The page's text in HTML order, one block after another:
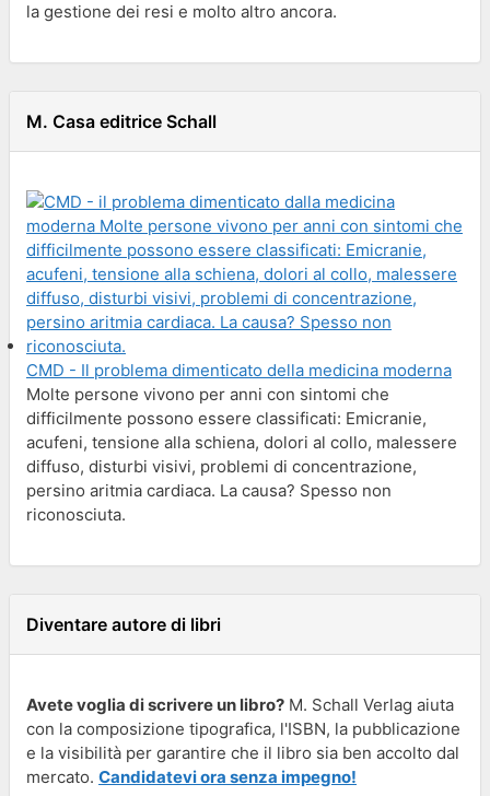
la gestione dei resi e molto altro ancora.
M. Casa editrice Schall
CMD - Il problema dimenticato della medicina moderna
Molte persone vivono per anni con sintomi che
difficilmente possono essere classificati: Emicranie,
acufeni, tensione alla schiena, dolori al collo, malessere
diffuso, disturbi visivi, problemi di concentrazione,
persino aritmia cardiaca. La causa? Spesso non
riconosciuta.
Diventare autore di libri
Avete voglia di scrivere un libro? M. Schall Verlag aiuta
con la composizione tipografica, l'ISBN, la pubblicazione
e la visibilità per garantire che il libro sia ben accolto dal
mercato. Candidatevi ora senza impegno!